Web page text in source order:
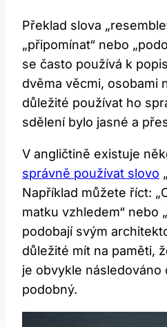
Překlad slova
„připomínat“ nebo
se často používá k
dvěma věcmi, osobami
důležité používat ho
sdělení bylo jasné a
V angličtině existuje
správně používat slovo
Například můžete říct:
matku vzhledem“ nebo
podobají svým
důležité mít na paměti,
je obvykle následováno
podobný.